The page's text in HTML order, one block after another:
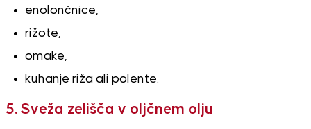
enolončnice,
rižote,
omake,
kuhanje riža ali polente.
5. Sveža zelišča v oljčnem olju